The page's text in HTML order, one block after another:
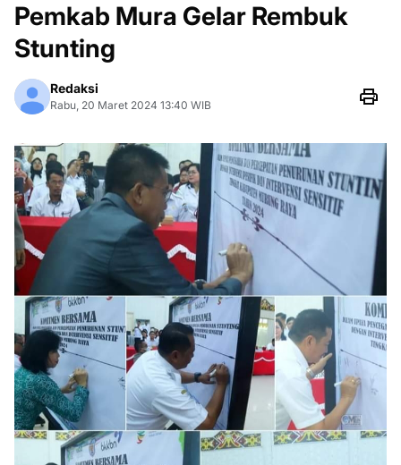
Pemkab Mura Gelar Rembuk
Stunting
Redaksi
Rabu, 20 Maret 2024 13:40 WIB